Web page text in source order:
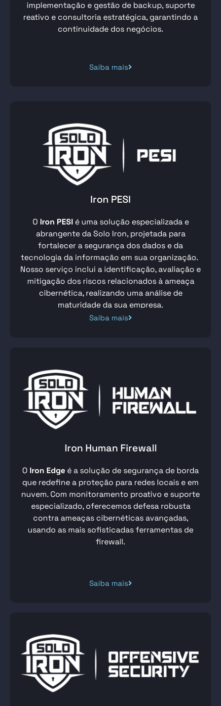
implementação e gestão de backup, suporte
reativo e consultoria estratégica, garantindo a
continuidade dos negócios.
Saiba mais
Iron PESI
O Iron PESIé uma solução especializada e
abrangente da Solo Iron, projetada para
fortalecer a segurança dos dados e da
tecnologia da informação em sua organização.
Nosso serviço inclui a identificação, avaliação e
mitigação dos riscos relacionados à ameaça
cibernética, realizando uma análise de
maturidade da sua empresa.
Saiba mais
Iron Human Firewall
O Iron Edge é a solução de segurança de borda
que redefine a proteção para redes locais e em
nuvem. Com monitoramento proativo e suporte
especializado, oferecemos defesa robusta
contra ameaças cibernéticas avançadas,
usando as mais sofisticadas ferramentas de
firewall.
Saiba mais